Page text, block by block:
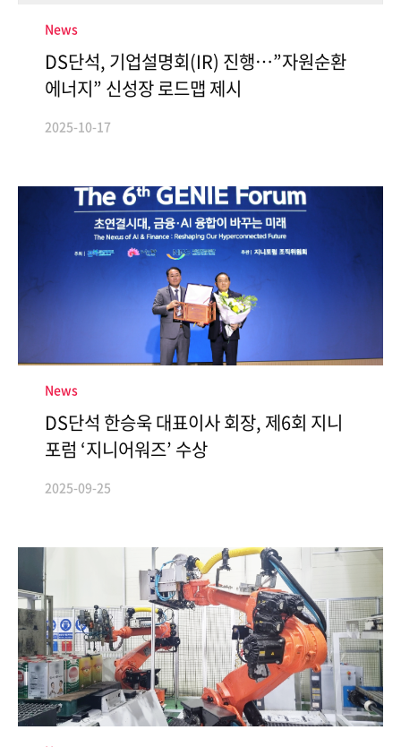
News
DS단석, 기업설명회(IR) 진행…”자원순환
에너지” 신성장 로드맵 제시
2025-10-17
News
DS단석 한승욱 대표이사 회장, 제6회 지니
포럼 ‘지니어워즈’ 수상
2025-09-25